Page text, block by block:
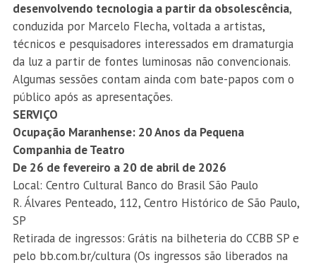
desenvolvendo tecnologia a partir da obsolescência,
conduzida por Marcelo Flecha, voltada a artistas,
técnicos e pesquisadores interessados em dramaturgia
da luz a partir de fontes luminosas não convencionais.
Algumas sessões contam ainda com bate-papos com o
público após as apresentações.
SERVIÇO
Ocupação Maranhense: 20 Anos da Pequena
Companhia de Teatro
De 26 de fevereiro a 20 de abril de 2026
Local: Centro Cultural Banco do Brasil São Paulo
R. Álvares Penteado, 112, Centro Histórico de São Paulo,
SP
Retirada de ingressos: Grátis na bilheteria do CCBB SP e
pelo bb.com.br/cultura(Os ingressos são liberados na